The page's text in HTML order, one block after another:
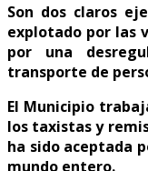
Son dos claros
explotado por las
por una
transporte de
El Municipio
los taxistas y
ha sido aceptada
mundo entero.